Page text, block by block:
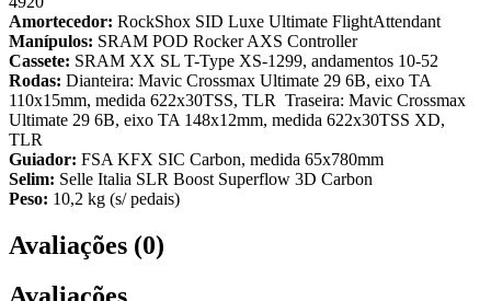
Amortecedor: RockShox SID Luxe Ultimate FlightAttendant
Manípulos: SRAM POD Rocker AXS Controller
Cassete: SRAM XX SL T-Type XS-1299, andamentos 10-52
Rodas: Dianteira: Mavic Crossmax Ultimate 29 6B, eixo TA
110x15mm, medida 622x30TSS, TLR Traseira: Mavic Crossmax
Ultimate 29 6B, eixo TA 148x12mm, medida 622x30TSS XD,
TLR
Guiador: FSA KFX SIC Carbon, medida 65x780mm
Selim: Selle Italia SLR Boost Superflow 3D Carbon
Peso: 10,2 kg (s/ pedais)
Avaliações (0)